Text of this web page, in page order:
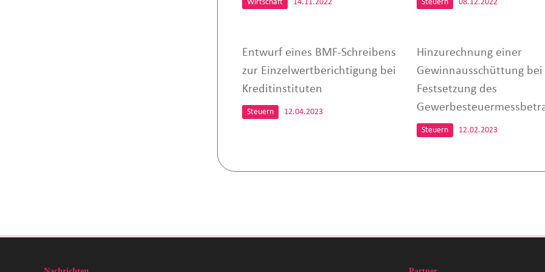
Wirtschaft 14.11.2022 Steuern 08.12.2022
Entwurf eines BMF-Schreibens
zur Einzelwertberichtigung bei
Kreditinstituten
Steuern 12.04.2023
Hinzurechnung einer
Gewinnausschüttung bei
Festsetzung des
Steuern 12.02.2023